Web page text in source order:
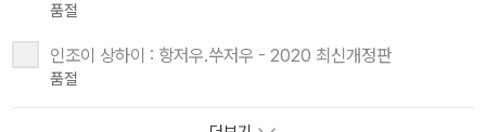
품절
인조이 상하이 : 항저우.쑤저우 - 2020 최신개정판
품절